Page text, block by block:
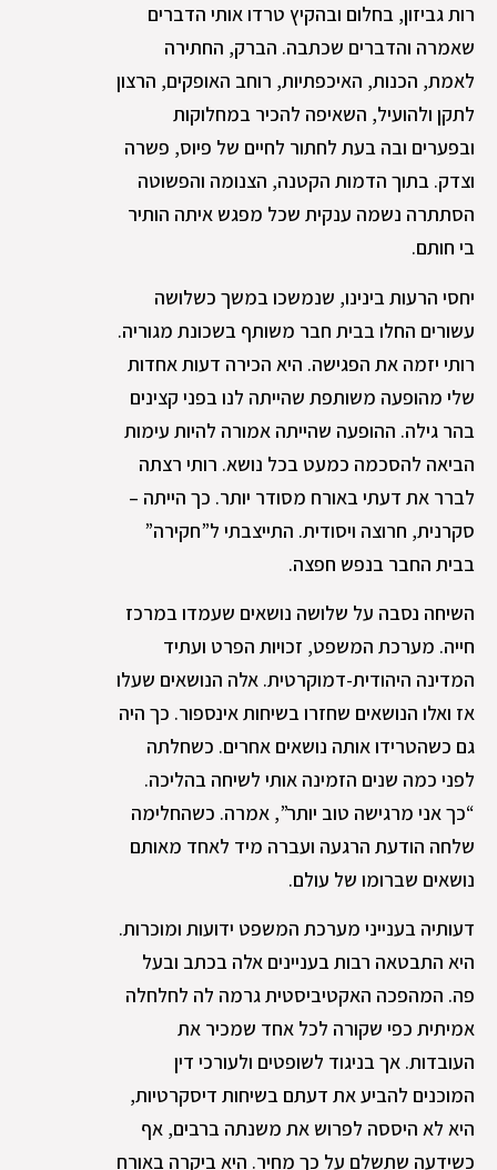
רות גביזון, בחלום ובהקיץ טרדו אותי הדברים
שאמרה והדברים שכתבה. הברק, החתירה
לאמת, הכנות, האיכפתיות, רוחב האופקים, הרצון
לתקן ולהועיל, השאיפה להכיר במחלוקות
ובפערים ובה בעת לחתור לחיים של פיוס, פשרה
וצדק. בתוך הדמות הקטנה, הצנומה והפשוטה
הסתתרה נשמה ענקית שכל מפגש איתה הותיר
בי חותם.
יחסי הרעות בינינו, שנמשכו במשך כשלושה
עשורים החלו בבית חבר משותף בשכונת מגוריה.
רותי יזמה את הפגישה. היא הכירה דעות אחדות
שלי מהופעה משותפת שהייתה לנו בפני קצינים
בהר גילה. ההופעה שהייתה אמורה להיות עימות
הביאה להסכמה כמעט בכל נושא. רותי רצתה
לברר את דעתי באורח מסודר יותר. כך הייתה –
סקרנית, חרוצה ויסודית. התייצבתי ל”חקירה”
בבית החבר בנפש חפצה.
השיחה נסבה על שלושה נושאים שעמדו במרכז
חייה. מערכת המשפט, זכויות הפרט ועתיד
המדינה היהודית-דמוקרטית. אלה הנושאים שעלו
אז ואלו הנושאים שחזרו בשיחות אינספור. כך היה
גם כשהטרידו אותה נושאים אחרים. כשחלתה
לפני כמה שנים הזמינה אותי לשיחה בהליכה.
“כך אני מרגישה טוב יותר”, אמרה. כשהחלימה
שלחה הודעת הרגעה ועברה מיד לאחד מאותם
נושאים שברומו של עולם.
דעותיה בענייני מערכת המשפט ידועות ומוכרות.
היא התבטאה רבות בעניינים אלה בכתב ובעל
פה. המהפכה האקטיביסטית גרמה לה לחלחלה
אמיתית כפי שקורה לכל אחד שמכיר את
העובדות. אך בניגוד לשופטים ולעורכי דין
המוכנים להביע את דעתם בשיחות דיסקרטיות,
היא לא היססה לפרוש את משנתה ברבים, אף
כשידעה שתשלם על כך מחיר. היא ביקרה באורח